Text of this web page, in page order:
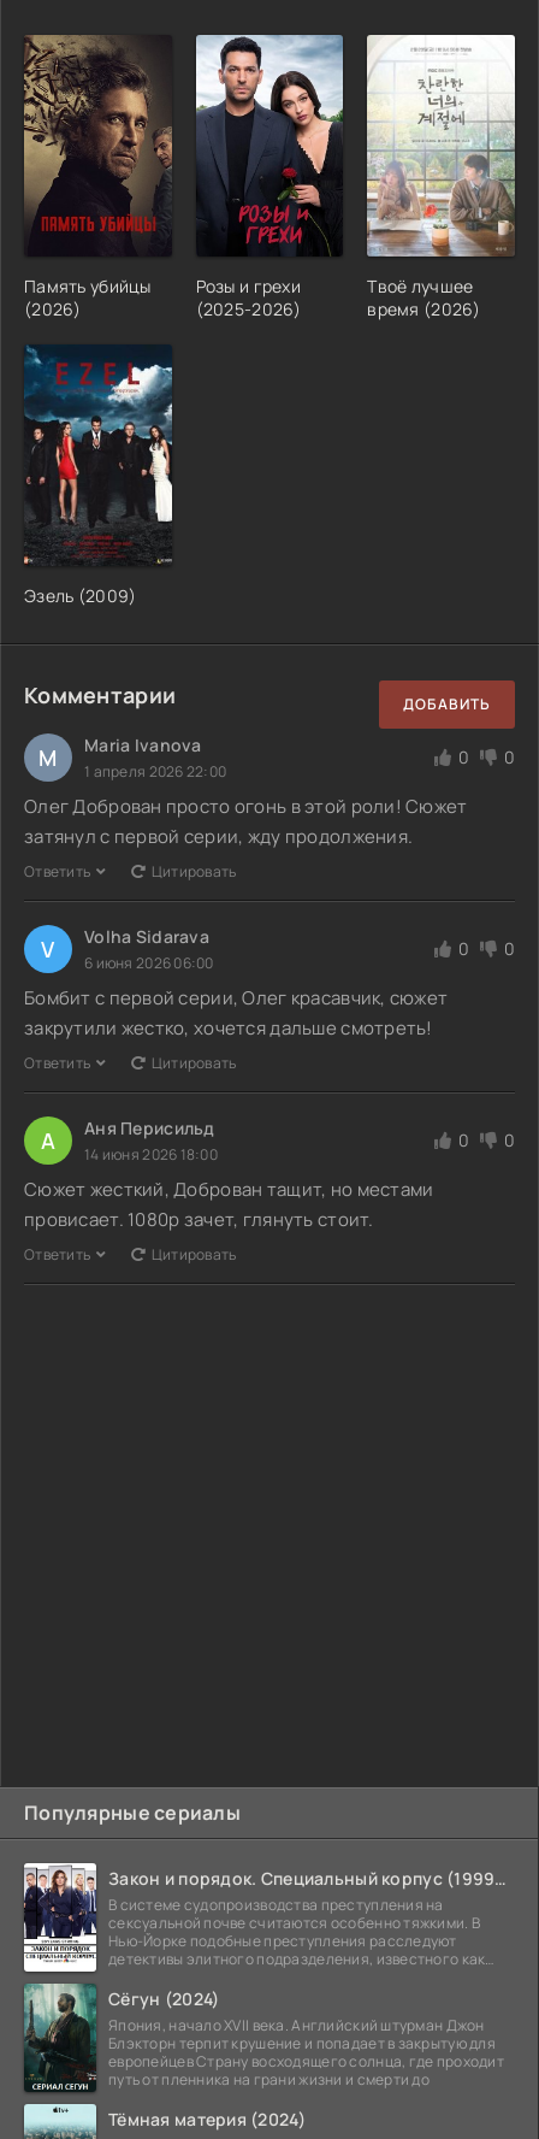
Популярные сериалы
Закон и порядок. Специальный корпус (1999-2026)
В системе судопроизводства преступления на
сексуальной почве считаются особенно тяжкими. В
Нью-Йорке подобные преступления расследуют
детективы элитного подразделения, известного как
Сёгун (2024)
Япония, начало XVII века. Английский штурман Джон
Блэкторн терпит крушение и попадает в закрытую для
европейцев Страну восходящего солнца, где проходит
путь от пленника на грани жизни и смерти до
Тёмная материя (2024)
Память убийцы
(2026)
Розы и грехи
(2025-2026)
Твоё лучшее
время (2026)
Эзель (2009)
Комментарии ДОБАВИТЬ
M Maria Ivanova
1 апреля 2026 22:00
0 0
Олег Доброван просто огонь в этой роли! Сюжет
затянул с первой серии, жду продолжения.
Ответить Цитировать
V Volha Sidarava
6 июня 2026 06:00
0 0
Бомбит с первой серии, Олег красавчик, сюжет
закрутили жестко, хочется дальше смотреть!
Ответить Цитировать
А Аня Перисильд
14 июня 2026 18:00
0 0
Сюжет жесткий, Доброван тащит, но местами
провисает. 1080p зачет, глянуть стоит.
Ответить Цитировать